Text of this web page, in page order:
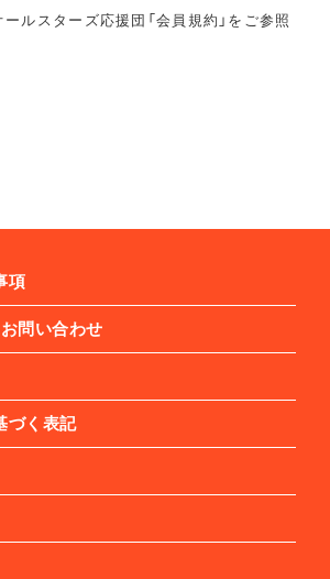
ールスターズ応援団「会員規約」をご参照
項
問い合わせ
づく表記